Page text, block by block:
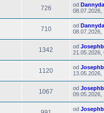
726 od
08.07.2026,
710 od
08.07.2026,
1342 od
21.05.2026,
1120 od
13.05.2026,
1067 od
09.05.2026,
od